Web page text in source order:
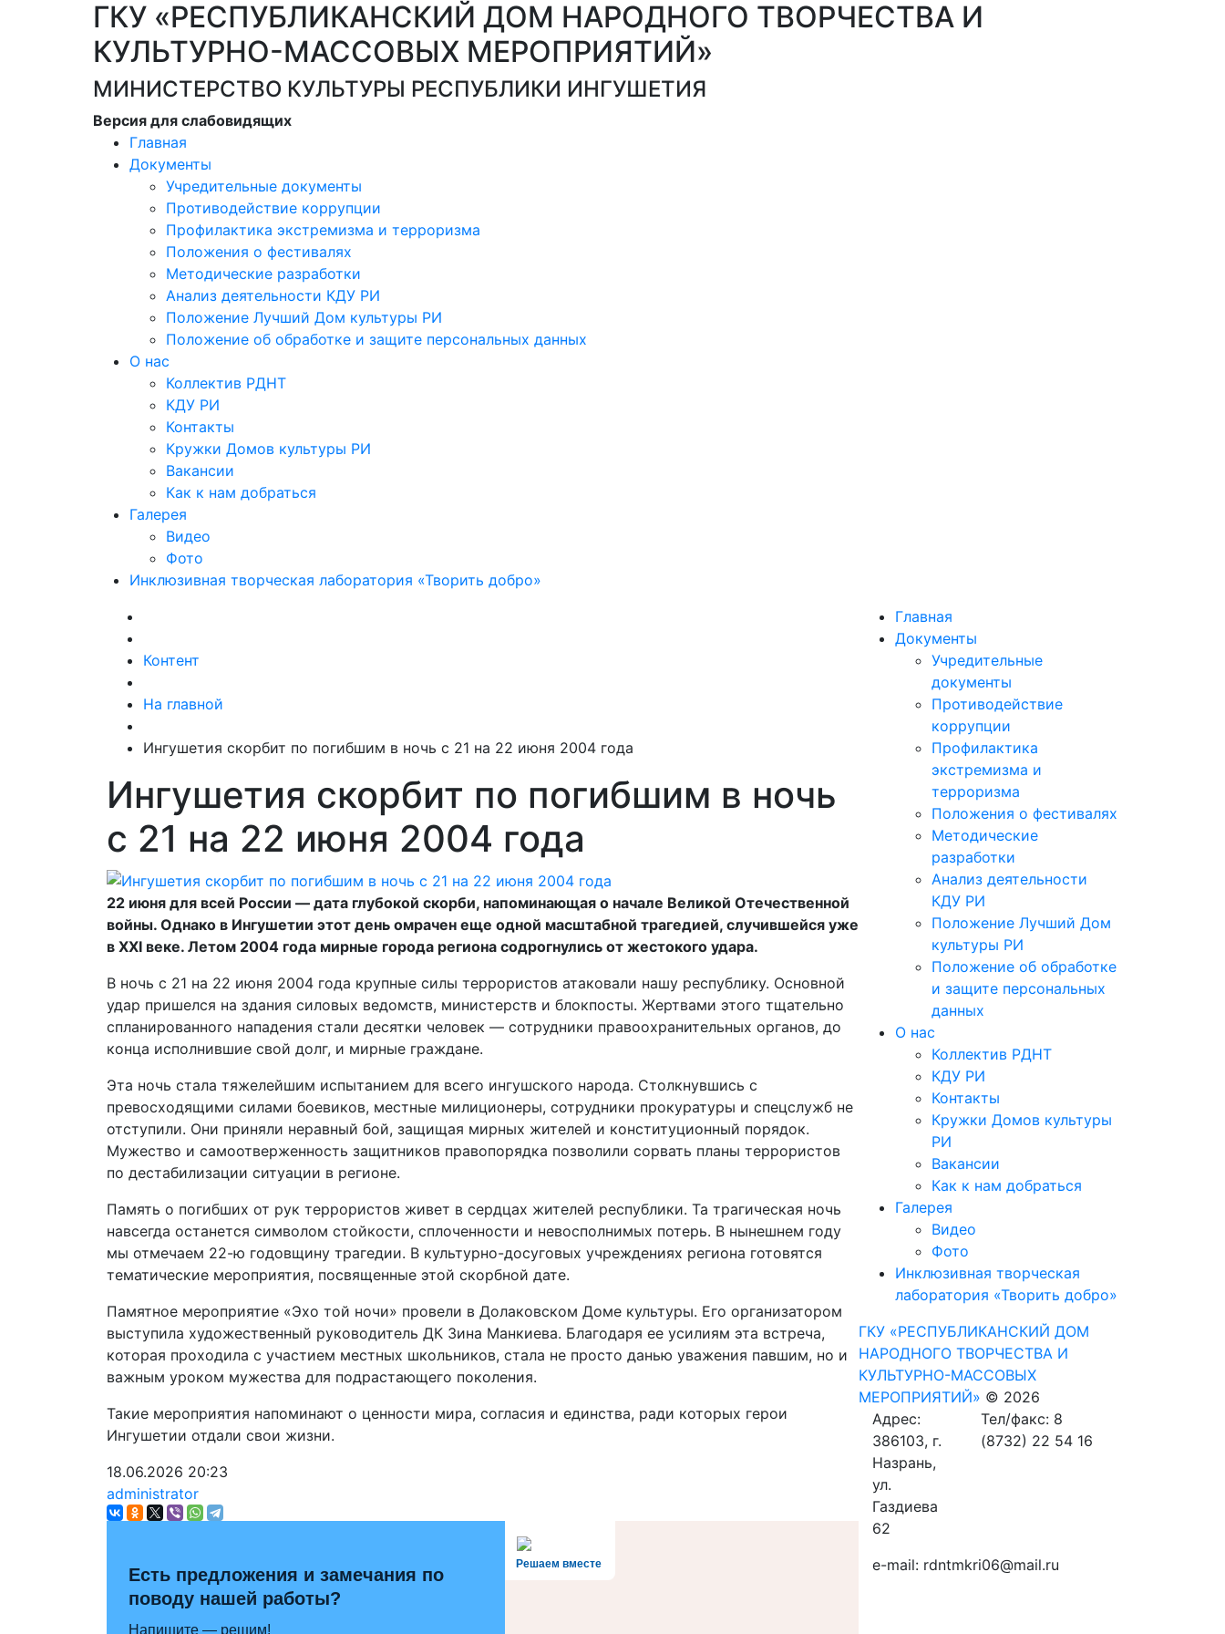
ГКУ «РЕСПУБЛИКАНСКИЙ ДОМ НАРОДНОГО ТВОРЧЕСТВА И
КУЛЬТУРНО-МАССОВЫХ МЕРОПРИЯТИЙ»
МИНИСТЕРСТВО КУЛЬТУРЫ РЕСПУБЛИКИ ИНГУШЕТИЯ
Версия для слабовидящих
Главная
Документы
Учредительные документы
Противодействие коррупции
Профилактика экстремизма и терроризма
Положения о фестивалях
Методические разработки
Анализ деятельности КДУ РИ
Положение Лучший Дом культуры РИ
Положение об обработке и защите персональных данных
О нас
Коллектив РДНТ
КДУ РИ
Контакты
Кружки Домов культуры РИ
Вакансии
Как к нам добраться
Галерея
Видео
Фото
Инклюзивная творческая лаборатория «Творить добро»
Контент
На главной
​Ингушетия скорбит по погибшим в ночь с 21 на 22 июня 2004 года
​Ингушетия скорбит по погибшим в ночь
с 21 на 22 июня 2004 года
22 июня для всей России — дата глубокой скорби, напоминающая о начале Великой Отечественной
войны. Однако в Ингушетии этот день омрачен еще одной масштабной трагедией, случившейся уже
в XXI веке. Летом 2004 года мирные города региона содрогнулись от жестокого удара.
В ночь с 21 на 22 июня 2004 года крупные силы террористов атаковали нашу республику. Основной
удар пришелся на здания силовых ведомств, министерств и блокпосты. Жертвами этого тщательно
спланированного нападения стали десятки человек — сотрудники правоохранительных органов, до
конца исполнившие свой долг, и мирные граждане.
Эта ночь стала тяжелейшим испытанием для всего ингушского народа. Столкнувшись с
превосходящими силами боевиков, местные милиционеры, сотрудники прокуратуры и спецслужб не
отступили. Они приняли неравный бой, защищая мирных жителей и конституционный порядок.
Мужество и самоотверженность защитников правопорядка позволили сорвать планы террористов
по дестабилизации ситуации в регионе.
Память о погибших от рук террористов живет в сердцах жителей республики. Та трагическая ночь
навсегда останется символом стойкости, сплоченности и невосполнимых потерь. В нынешнем году
мы отмечаем 22-ю годовщину трагедии. В культурно-досуговых учреждениях региона готовятся
тематические мероприятия, посвященные этой скорбной дате.
Памятное мероприятие «Эхо той ночи» провели в Долаковском Доме культуры. Его организатором
выступила художественный руководитель ДК Зина Манкиева. Благодаря ее усилиям эта встреча,
которая проходила с участием местных школьников, стала не просто данью уважения павшим, но и
важным уроком мужества для подрастающего поколения.
Такие мероприятия напоминают о ценности мира, согласия и единства, ради которых герои
Ингушетии отдали свои жизни.
18.06.2026 20:23
administrator
Решаем вместе
Есть предложения и замечания по
поводу нашей работы?
Напишите — решим!
Главная
Документы
Учредительные
документы
Противодействие
коррупции
Профилактика
экстремизма и
терроризма
Положения о фестивалях
Методические
разработки
Анализ деятельности
КДУ РИ
Положение Лучший Дом
культуры РИ
Положение об обработке
и защите персональных
данных
О нас
Коллектив РДНТ
КДУ РИ
Контакты
Кружки Домов культуры
РИ
Вакансии
Как к нам добраться
Галерея
Видео
Фото
Инклюзивная творческая
лаборатория «Творить добро»
ГКУ «РЕСПУБЛИКАНСКИЙ ДОМ
НАРОДНОГО ТВОРЧЕСТВА И
КУЛЬТУРНО-МАССОВЫХ
МЕРОПРИЯТИЙ» © 2026
Адрес:
386103, г.
Назрань,
ул.
Газдиева
62
Тел/факс: 8
(8732) 22 54 16
e-mail: rdntmkri06@mail.ru